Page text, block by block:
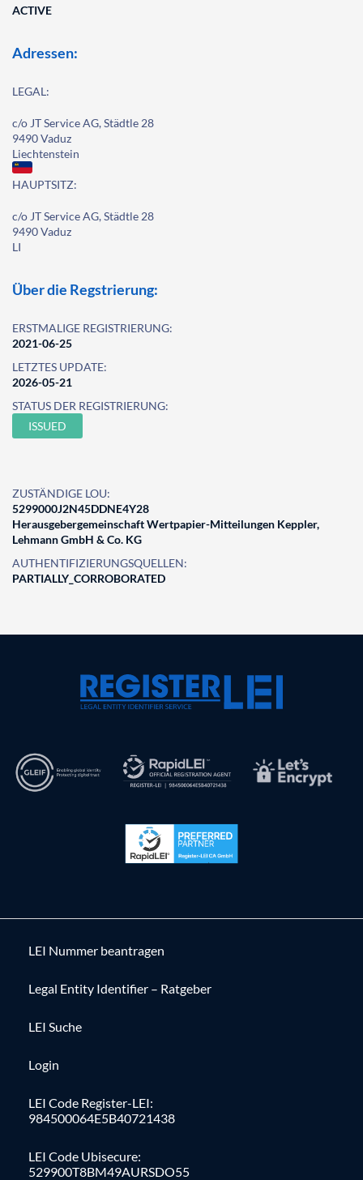
ACTIVE
Adressen:
LEGAL:
c/o JT Service AG, Städtle 28
9490 Vaduz
Liechtenstein
HAUPTSITZ:
c/o JT Service AG, Städtle 28
9490 Vaduz
LI
Über die Regstrierung:
ERSTMALIGE REGISTRIERUNG:
2021-06-25
LETZTES UPDATE:
2026-05-21
STATUS DER REGISTRIERUNG:
ISSUED
ZUSTÄNDIGE LOU:
5299000J2N45DDNE4Y28
Herausgebergemeinschaft Wertpapier-Mitteilungen Keppler,
Lehmann GmbH & Co. KG
AUTHENTIFIZIERUNGSQUELLEN:
PARTIALLY_CORROBORATED
LEI Nummer beantragen
Legal Entity Identifier – Ratgeber
LEI Suche
Login
LEI Code Register-LEI:
984500064E5B40721438
LEI Code Ubisecure:
529900T8BM49AURSDO55